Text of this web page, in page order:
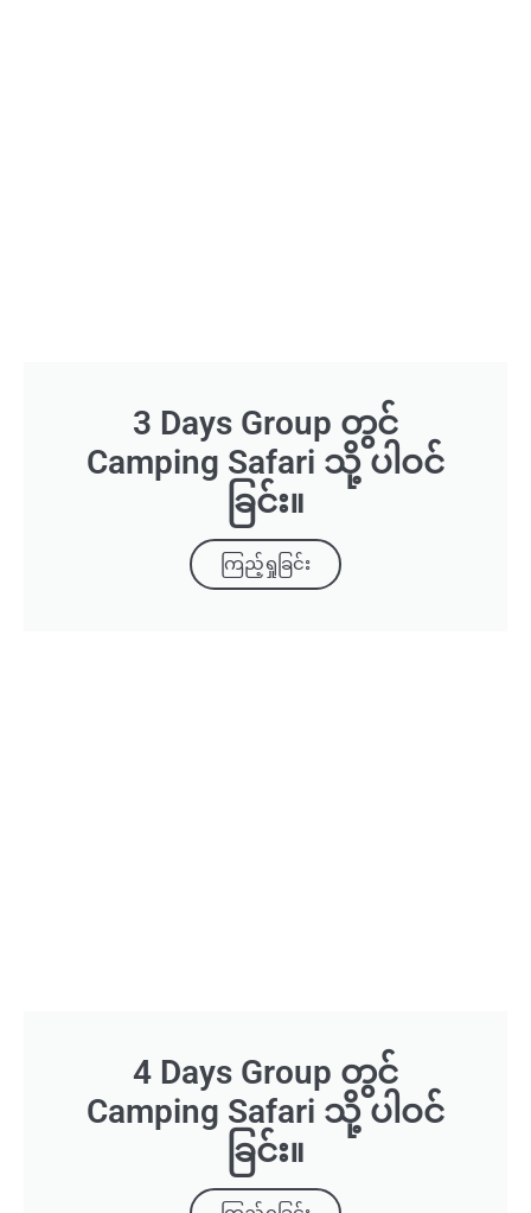
3 Days Group တွင်
Camping Safari သို့ ပါဝင်
ခြင်း။
ကြည့်ရှုခြင်း
4 Days Group တွင်
Camping Safari သို့ ပါဝင်
ခြင်း။